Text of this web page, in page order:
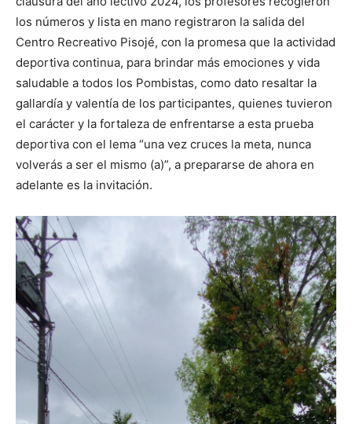
los números y lista en mano registraron la salida del
Centro Recreativo Pisojé, con la promesa que la actividad
deportiva continua, para brindar más emociones y vida
saludable a todos los Pombistas, como dato resaltar la
gallardía y valentía de los participantes, quienes tuvieron
el carácter y la fortaleza de enfrentarse a esta prueba
deportiva con el lema “una vez cruces la meta, nunca
volverás a ser el mismo (a)”, a prepararse de ahora en
adelante es la invitación.